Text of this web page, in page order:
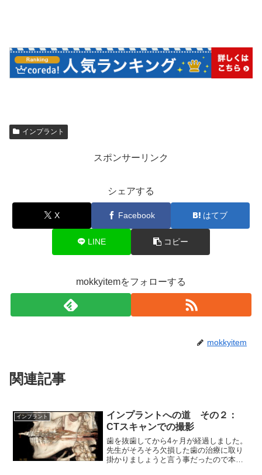
インプラント
スポンサーリンク
シェアする
X Facebook はてブ
LINE コピー
mokkyitemをフォローする
mokkyitem
関連記事
インプラント
インプラントへの道 その２：
CTスキャンでの撮影
歯を抜歯してから4ヶ月が経過しました。
先生がそろそろ欠損した歯の治療に取り
掛かりましょうと言う事だったので本格